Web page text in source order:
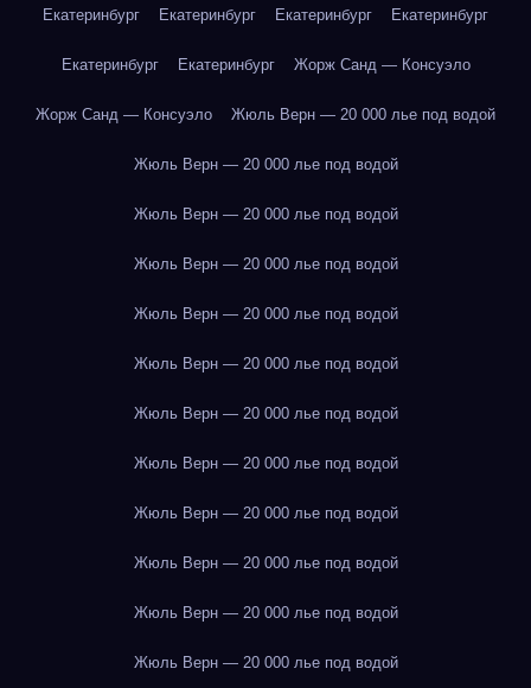
Екатеринбург Екатеринбург Екатеринбург Екатеринбург
Екатеринбург Екатеринбург Жорж Санд — Консуэло
Жорж Санд — Консуэло Жюль Верн — 20 000 лье под водой
Жюль Верн — 20 000 лье под водой
Жюль Верн — 20 000 лье под водой
Жюль Верн — 20 000 лье под водой
Жюль Верн — 20 000 лье под водой
Жюль Верн — 20 000 лье под водой
Жюль Верн — 20 000 лье под водой
Жюль Верн — 20 000 лье под водой
Жюль Верн — 20 000 лье под водой
Жюль Верн — 20 000 лье под водой
Жюль Верн — 20 000 лье под водой
Жюль Верн — 20 000 лье под водой